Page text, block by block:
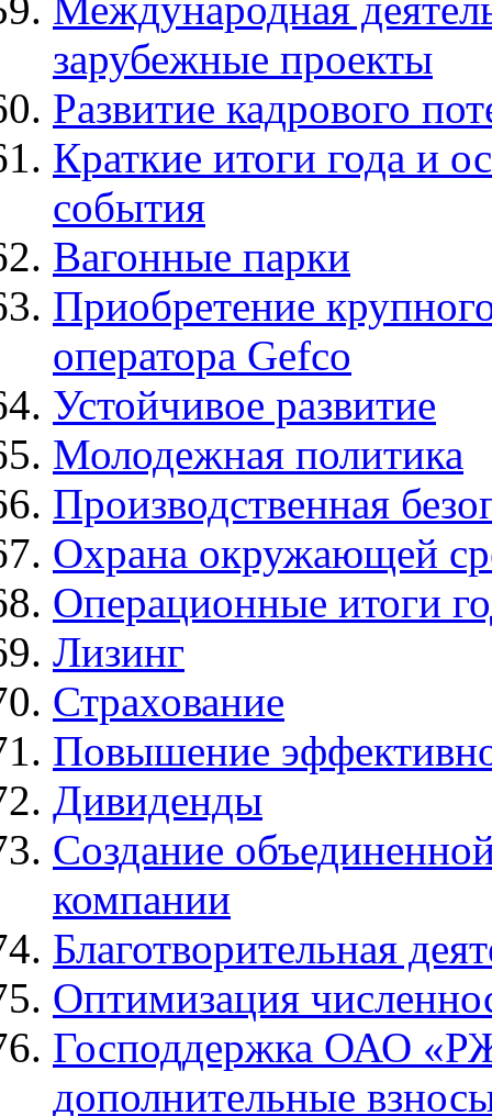
Международная
зарубежные проекты
Развитие кадрового
Краткие итоги года и
события
Вагонные парки
Приобретение
оператора Gefco
Устойчивое развитие
Молодежная политика
Производственная
Охрана окружающей
Операционные итоги
Лизинг
Страхование
Повышение
Дивиденды
Создание
компании
Благотворительная
Оптимизация
Господдержка ОАО
дополнительные